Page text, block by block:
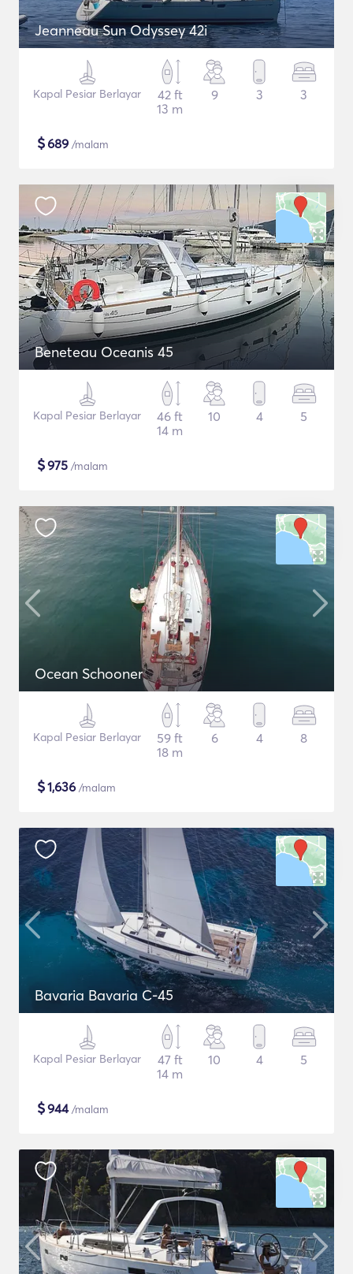
Jeanneau Sun Odyssey 42i
Kapal Pesiar Berlayar
42 ft
13 m
9 3 3
$689 /malam
Beneteau Oceanis 45
Kapal Pesiar Berlayar
46 ft
14 m
10 4 5
$975 /malam
Ocean Schooner
Kapal Pesiar Berlayar
59 ft
18 m
6 4 8
$1,636 /malam
Bavaria Bavaria C-45
Kapal Pesiar Berlayar
47 ft
14 m
10 4 5
$944/malam